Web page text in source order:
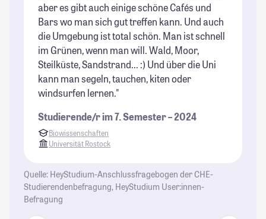
aber es gibt auch einige schöne Cafés und
Bars wo man sich gut treffen kann. Und auch
die Umgebung ist total schön. Man ist schnell
im Grünen, wenn man will. Wald, Moor,
Steilküste, Sandstrand... :) Und über die Uni
kann man segeln, tauchen, kiten oder
windsurfen lernen."
Studierende/r im 7. Semester – 2024
Biowissenschaften
Universität Rostock
Quelle: HeyStudium-Anschlussfragebogen der CHE-
Studierendenbefragung, HeyStudium User:innen-
Befragung